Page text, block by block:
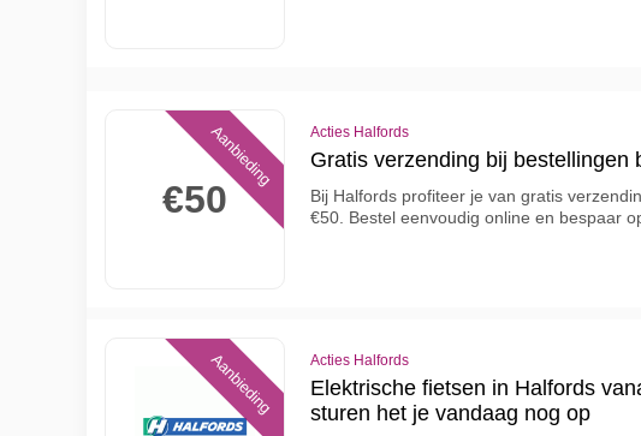
€50
Aanbieding Acties Halfords
Gratis verzending bij bestellingen
Bij Halfords profiteer je van gratis
€50. Bestel eenvoudig online en bespaar
Aanbieding Acties Halfords
Elektrische fietsen in Halfords
sturen het je vandaag nog op